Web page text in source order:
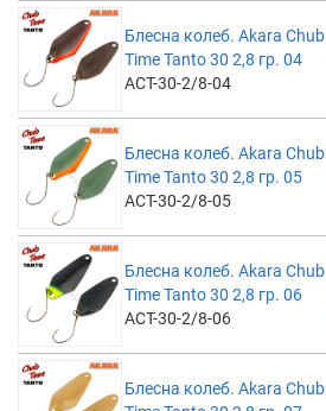
Блесна колеб. Akara Chub
Time Tanto 30 2,8 гр. 04
ACT-30-2/8-04
Блесна колеб. Akara Chub
Time Tanto 30 2,8 гр. 05
ACT-30-2/8-05
Блесна колеб. Akara Chub
Time Tanto 30 2,8 гр. 06
ACT-30-2/8-06
Блесна колеб. Akara Chub